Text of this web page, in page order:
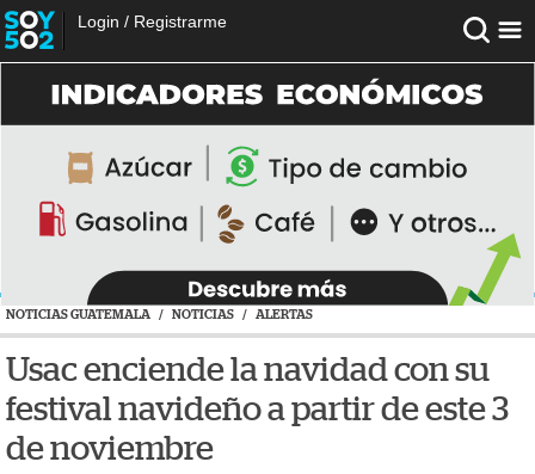
Login / Registrarme
NOTICIAS GUATEMALA / NOTICIAS / ALERTAS
Usac enciende la navidad con su
festival navideño a partir de este 3
de noviembre